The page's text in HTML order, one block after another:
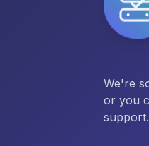
We're
or you
support.